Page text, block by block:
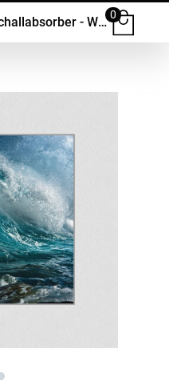
Akustikbild Basotect® Schallabsorber - Wellenmeer in vielen Grössen
0